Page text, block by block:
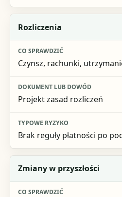
Rozliczenia
Czynsz, rachunki,
Projekt zasad rozliczeń
Brak reguły płatności po
Zmiany w przyszłości